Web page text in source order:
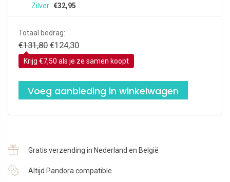
Zilver €32,95
Totaal bedrag:
€131,80 Oorspronkelijke
prijs
was:
€131,80.
€124,30Huidige
prijs
is:
€124,30.
Krijg €7,50 als je ze samen koopt
Voeg aanbieding in winkelwagen
Gratis verzending in Nederland en België
Altijd Pandora compatible